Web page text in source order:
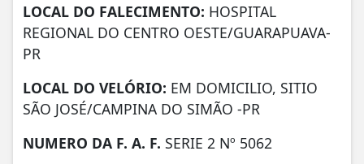
LOCAL DO FALECIMENTO: HOSPITAL
REGIONAL DO CENTRO OESTE/GUARAPUAVA-
PR
LOCAL DO VELÓRIO: EM DOMICILIO, SITIO
SÃO JOSÉ/CAMPINA DO SIMÃO -PR
NUMERO DA F. A. F. SERIE 2 Nº 5062